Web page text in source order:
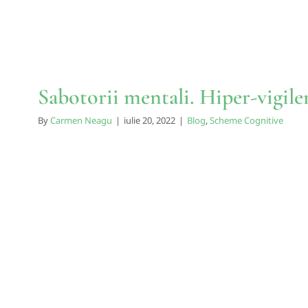
Sabotorii mentali. Hiper-
ByCarmen Neagu | iulie 20, 2022 | Blog,Scheme Cognitive